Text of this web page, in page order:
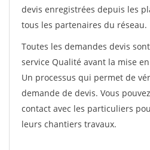
devis enregistrées depuis les
tous les partenaires du réseau.
Toutes les demandes devis
service Qualité avant la mise
Un processus qui permet de
demande de devis. Vous
contact avec les particuliers
leurs chantiers travaux.